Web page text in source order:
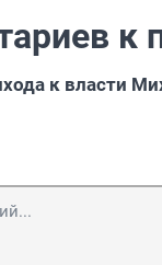
к
к власти